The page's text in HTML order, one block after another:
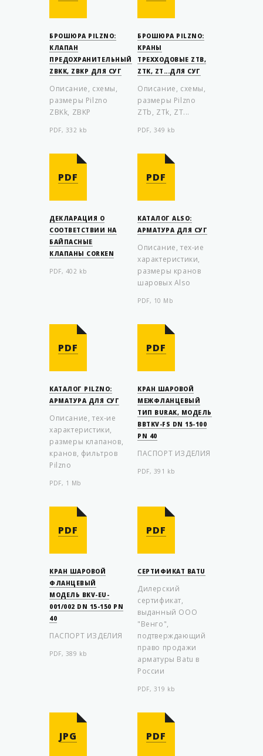
БРОШЮРА PILZNO:
КЛАПАН
ПРЕДОХРАНИТЕЛЬНЫЙ
ZBKK, ZBKP ДЛЯ СУГ
Описание, схемы,
размеры Pilzno
ZBKk, ZBKP
PDF, 332 kb
БРОШЮРА PILZNO:
КРАНЫ
ТРЕХХОДОВЫЕ ZTB,
ZTK, ZT...ДЛЯ СУГ
Описание, схемы,
размеры Pilzno
ZTb, ZTk, ZT...
PDF, 349 kb
PDF
ДЕКЛАРАЦИЯ О
СООТВЕТСТВИИ НА
БАЙПАСНЫЕ
КЛАПАНЫ CORKEN
PDF, 402 kb
PDF
КАТАЛОГ ALSO:
АРМАТУРА ДЛЯ СУГ
Описание, тех-ие
характеристики,
размеры кранов
шаровых Also
PDF, 10 Mb
PDF
КАТАЛОГ PILZNO:
АРМАТУРА ДЛЯ СУГ
Описание, тех-ие
характеристики,
размеры клапанов,
кранов, фильтров
Pilzno
PDF, 1 Mb
PDF
КРАН ШАРОВОЙ
МЕЖФЛАНЦЕВЫЙ
ТИП BURAK, МОДЕЛЬ
BBTKV-FS DN 15-100
PN 40
ПАСПОРТ ИЗДЕЛИЯ
PDF, 391 kb
PDF
КРАН ШАРОВОЙ
ФЛАНЦЕВЫЙ
МОДЕЛЬ BKV-EU-
001/002 DN 15-150 PN
40
ПАСПОРТ ИЗДЕЛИЯ
PDF, 389 kb
PDF
СЕРТИФИКАТ BATU
Дилерский
сертификат,
выданный ООО
"Венго",
подтверждающий
право продажи
арматуры Batu в
России
PDF, 319 kb
JPG PDF